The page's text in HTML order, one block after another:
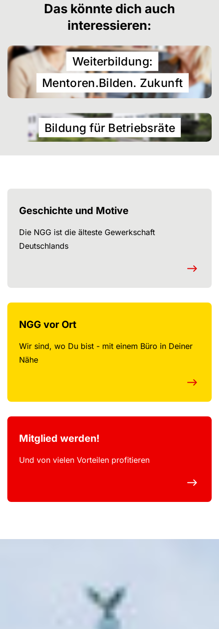
Das könnte dich auch
interessieren:
Weiterbildung:
Mentoren.Bilden. Zukunft
Bildung für Betriebsräte
Geschichte und Motive
Die NGG ist die älteste Gewerkschaft
Deutschlands
NGG vor Ort
Wir sind, wo Du bist - mit einem Büro in Deiner
Nähe
Mitglied werden!
Und von vielen Vorteilen profitieren